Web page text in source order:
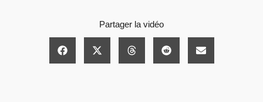
Partager la vidéo